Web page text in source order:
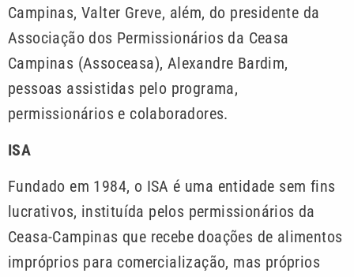
Campinas, Valter Greve, além, do presidente da
Associação dos Permissionários da Ceasa
Campinas (Assoceasa), Alexandre Bardim,
pessoas assistidas pelo programa,
permissionários e colaboradores.
ISA
Fundado em 1984, o ISA é uma entidade sem fins
lucrativos, instituída pelos permissionários da
Ceasa-Campinas que recebe doações de alimentos
impróprios para comercialização, mas próprios